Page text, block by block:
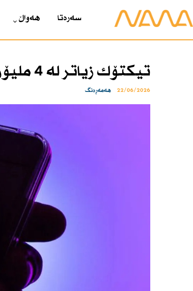
سەرەتا هەواڵ
تیكتۆك زیاتر لە 4 ملیۆن ڤیدیۆ لەعیراق دەسڕێتەوە
22/06/2026 هەمەڕەنگ